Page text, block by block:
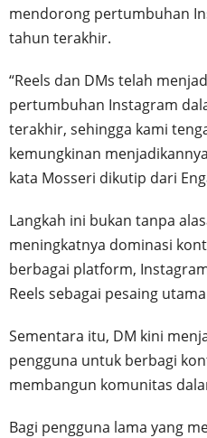
mendorong pertumbuhan
tahun terakhir.
“Reels dan DMs telah
pertumbuhan Instagram
terakhir, sehingga kami
kemungkinan
kata Mosseri dikutip dari
Langkah ini bukan tanpa
meningkatnya dominasi
berbagai platform,
Reels sebagai pesaing
Sementara itu, DM kini
pengguna untuk berbagi
membangun komunitas
Bagi pengguna lama yang